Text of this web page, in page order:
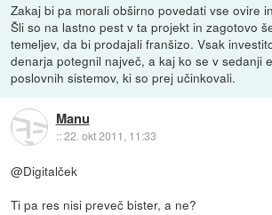
Zakaj bi pa morali obširno povedati vse ovire
Šli so na lastno pest v ta projekt in zagotovo
temeljev, da bi prodajali franšizo. Vsak
denarja potegnil največ, a kaj ko se v sedanji
poslovnih sistemov, ki so prej učinkovali.
Manu
::22. okt 2011, 11:33
@Digitalček
Ti pa res nisi preveč bister, a ne?